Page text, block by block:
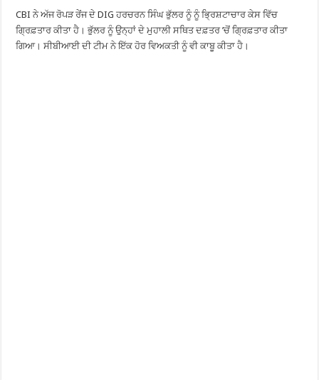
CBI ਨੇ ਅੱਜ ਰੋਪੜ ਰੇਂਜ ਦੇ DIG ਹਰਚਰਨ ਸਿੰਘ ਭੁੱਲਰ ਨੂੰ ਨੂੰ ਭ੍ਰਿਸ਼ਟਾਚਾਰ ਕੇਸ ਵਿੱਚ
ਗ੍ਰਿਫ਼ਤਾਰ ਕੀਤਾ ਹੈ। ਭੁੱਲਰ ਨੂੰ ਉਨ੍ਹਾਂ ਦੇ ਮੁਹਾਲੀ ਸਥਿਤ ਦਫ਼ਤਰ ’ਚੋਂ ਗ੍ਰਿਫ਼ਤਾਰ ਕੀਤਾ
ਗਿਆ। ਸੀਬੀਆਈ ਦੀ ਟੀਮ ਨੇ ਇੱਕ ਹੋਰ ਵਿਅਕਤੀ ਨੂੰ ਵੀ ਕਾਬੂ ਕੀਤਾ ਹੈ।